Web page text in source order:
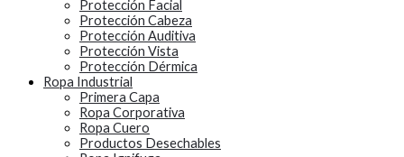
Protección Facial
Protección Cabeza
Protección Auditiva
Protección Vista
Protección Dérmica
Ropa Industrial
Primera Capa
Ropa Corporativa
Ropa Cuero
Productos Desechables